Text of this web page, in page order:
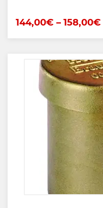
144,00€ – 158,00€